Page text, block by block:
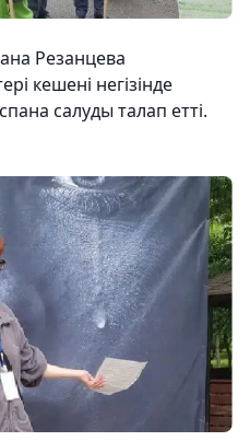
Резанцева
кешені негізінде
салуды талап етті.